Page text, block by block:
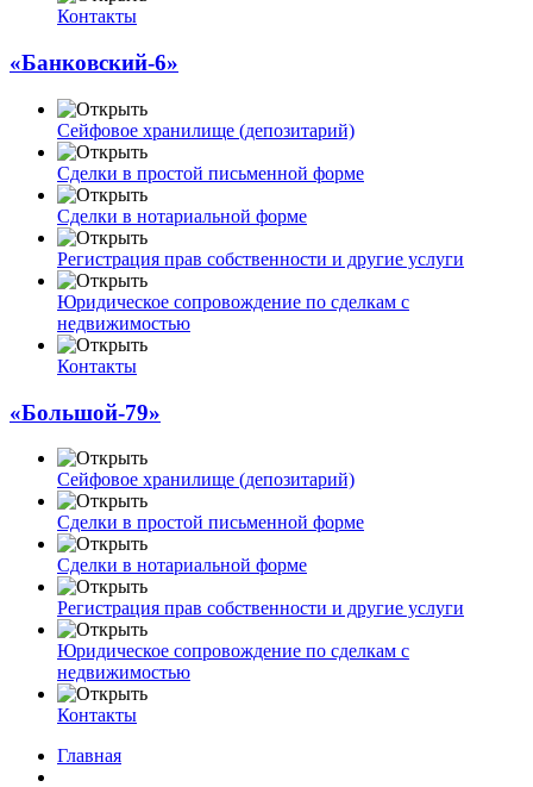
Контакты
«Банковский-6»
Сейфовое хранилище (депозитарий)
Сделки в простой письменной форме
Сделки в нотариальной форме
Регистрация прав собственности и другие услуги
Юридическое сопровождение по сделкам с
недвижимостью
Контакты
«Большой-79»
Сейфовое хранилище (депозитарий)
Сделки в простой письменной форме
Сделки в нотариальной форме
Регистрация прав собственности и другие услуги
Юридическое сопровождение по сделкам с
недвижимостью
Контакты
Главная